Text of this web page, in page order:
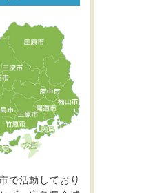
で活動しており